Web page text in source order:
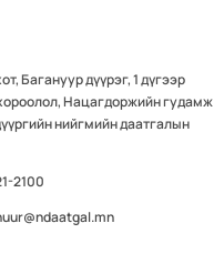
Багануур дүүрэг, 1 дүгээр
Нацагдоржийн гудамж
нийгмийн даатгалын
2100